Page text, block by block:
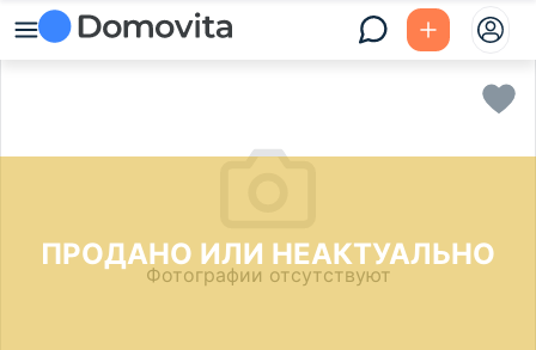
ПРОДАНО ИЛИ НЕАКТУАЛЬНО
Фотографии отсутствуют